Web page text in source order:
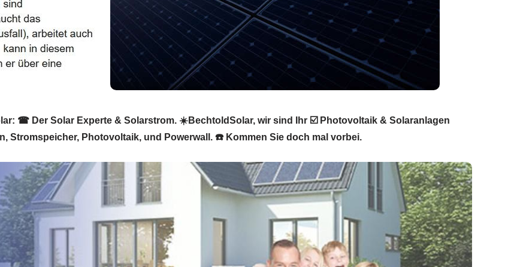
☎ Der Solar Experte & Solarstrom. ☀️BechtoldSolar, wir sind Ihr ☑️ Photovoltaik & Solaranlagen
Stromspeicher, Photovoltaik, und Powerwall. ☎️ Kommen Sie doch mal vorbei.